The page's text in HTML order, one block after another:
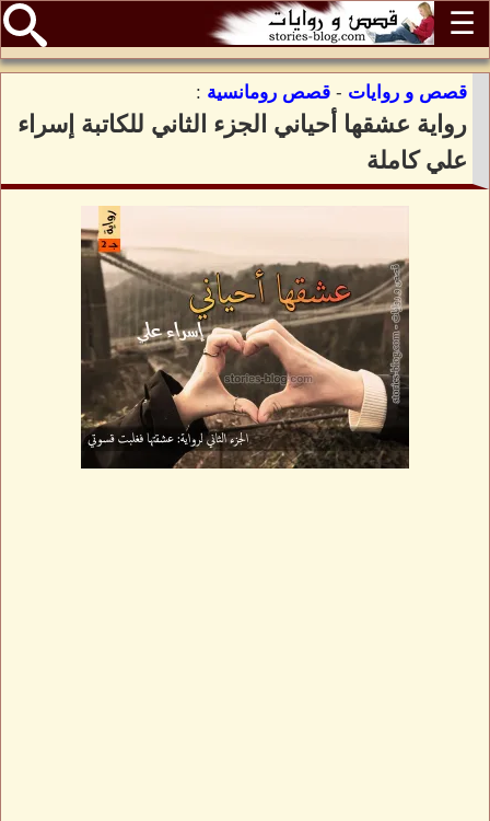
☰
قصص و روايات - قصص رومانسية :
رواية عشقها أحياني الجزء الثاني للكاتبة إسراء
علي كاملة